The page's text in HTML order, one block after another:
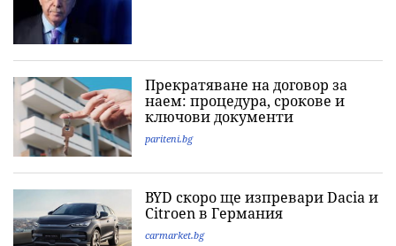
Прекратяване на договор за
наем: процедура, срокове и
ключови документи
pariteni.bg
BYD скоро ще изпревари Dacia и
Citroеn в Германия
carmarket.bg